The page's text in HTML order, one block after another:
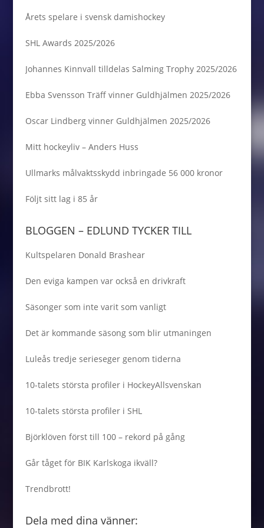
Årets spelare i svensk damishockey
SHL Awards 2025/2026
Johannes Kinnvall tilldelas Salming Trophy 2025/2026
Ebba Svensson Träff vinner Guldhjälmen 2025/2026
Oscar Lindberg vinner Guldhjälmen 2025/2026
Mitt hockeyliv – Anders Huss
Ullmarks målvaktsskydd inbringade 56 000 kronor
Följt sitt lag i 85 år
BLOGGEN – EDLUND TYCKER TILL
Kultspelaren Donald Brashear
Den eviga kampen var också en drivkraft
Säsonger som inte varit som vanligt
Det är kommande säsong som blir utmaningen
Luleås tredje serieseger genom tiderna
10-talets största profiler i HockeyAllsvenskan
10-talets största profiler i SHL
Björklöven först till 100 – rekord på gång
Går tåget för BIK Karlskoga ikväll?
Trendbrott!
Dela med dina vänner: